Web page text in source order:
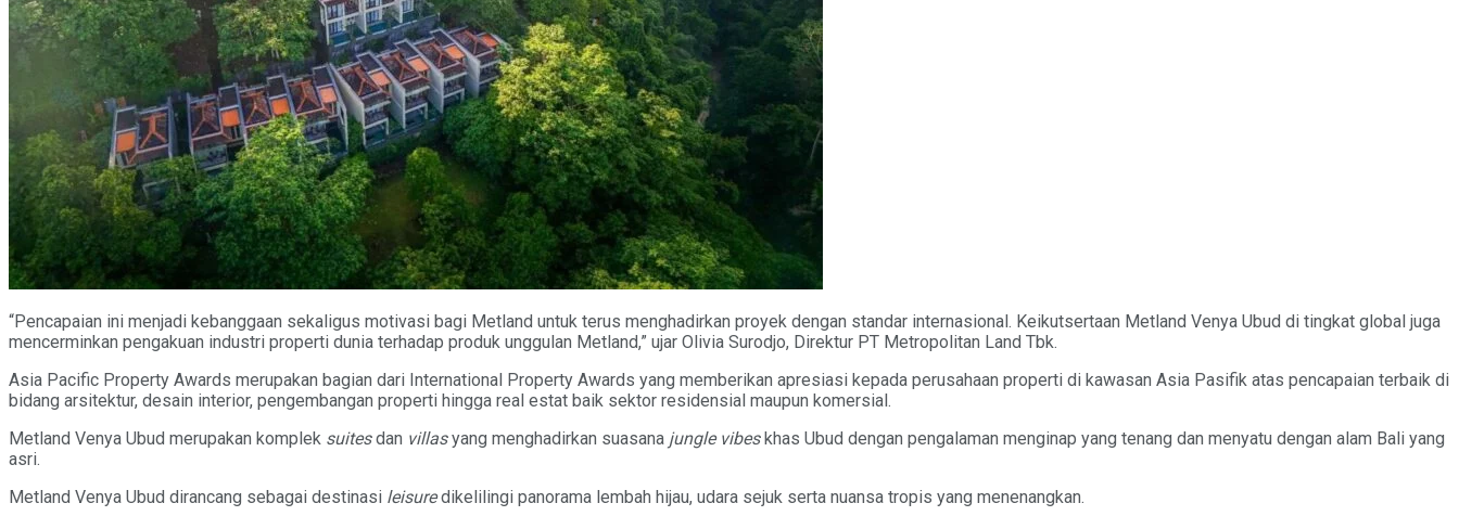
“Pencapaian ini menjadi kebanggaan sekaligus motivasi bagi Metland untuk terus menghadirkan proyek dengan standar internasional. Keikutsertaan Metland Venya Ubud di tingkat global juga
mencerminkan pengakuan industri properti dunia terhadap produk unggulan Metland,” ujar Olivia Surodjo, Direktur PT Metropolitan Land Tbk.
Asia Pacific Property Awards merupakan bagian dari International Property Awards yang memberikan apresiasi kepada perusahaan properti di kawasan Asia Pasifik atas pencapaian terbaik di
bidang arsitektur, desain interior, pengembangan properti hingga real estat baik sektor residensial maupun komersial.
Metland Venya Ubud merupakan komplek suitesdan villasyang menghadirkan suasana jungle vibeskhas Ubud dengan pengalaman menginap yang tenang dan menyatu dengan alam Bali yang
asri.
Metland Venya Ubud dirancang sebagai destinasi leisuredikelilingi panorama lembah hijau, udara sejuk serta nuansa tropis yang menenangkan.